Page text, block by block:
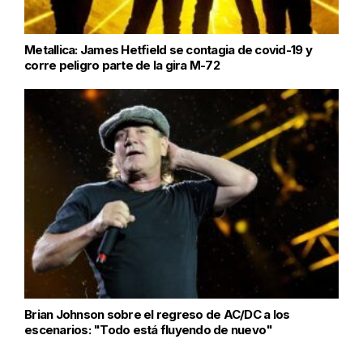
Metallica: James Hetfield se contagia de covid-19 y
corre peligro parte de la gira M-72
Brian Johnson sobre el regreso de AC/DC a los
escenarios: "Todo está fluyendo de nuevo"